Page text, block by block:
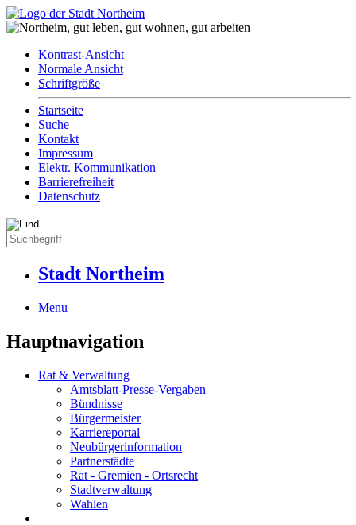
Kontrast-Ansicht
Normale Ansicht
Schriftgröße
Startseite
Suche
Kontakt
Impressum
Elektr. Kommunikation
Barrierefreiheit
Datenschutz
Stadt Northeim
Menu
Hauptnavigation
Rat & Verwaltung
Amtsblatt-Presse-Vergaben
Bündnisse
Bürgermeister
Karriereportal
Neubürgerinformation
Partnerstädte
Rat - Gremien - Ortsrecht
Stadtverwaltung
Wahlen